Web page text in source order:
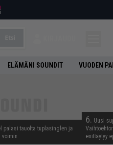
ELÄMÄNI SOUNDIT VUODEN
palasi tauolta tuplasinglen ja
voimin
6. Uusi
esittäytyy